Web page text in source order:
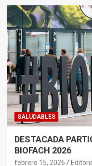
SALUDABLES
DESTACADA
BIOFACH 2026
febrero 15, 2026